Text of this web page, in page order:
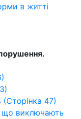
в житті
(Сторінка 47)
що виключають